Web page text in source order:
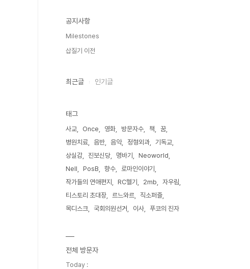
공지사항
Milestones
삽질기 이전
최근글 인기글
태그
사교 Once 영화 방문자수 책
꿈
병원치료
음반 음악 정형외과
기독교
상실감
진보신당 명바기
Neoworld
Nell
PosB 향수
로마인이야기
작가들의 연애편지
RC헬기 2mb
자우림
티스토리 초대장
르느와르
직소퍼즐
목디스크
국회의원선거 이사 푸코의 진자
전체 방문자
Today :